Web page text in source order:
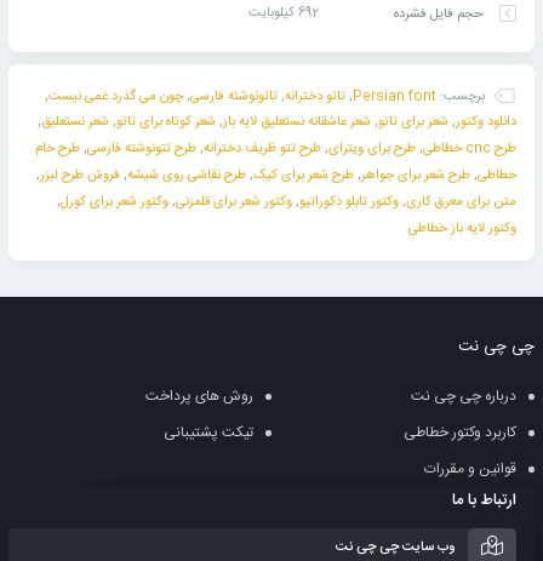
حجم فایل فشرده
692 کیلوبایت
برچسب: Persian font
,تاتو دخترانه,تاتونوشته فارسی,چون می گذرد غمی نیست,
دانلود وکتور, شعر برای تاتو, شعر عاشقانه نستعلیق لایه باز, شعر کوتاه برای تاتو, شعر نستعلیق,
طرح cnc خطاطی
,طرح برای ویترای,طرح تتو ظریف دخترانه,طرح تتونوشته فارسی,طرح خام
خطاطی,طرح شعر برای جواهر,طرح شعر برای کیک,طرح نقاشی روی شیشه, فروش طرح لیزر,
متن برای معرق کاری,وکتور تابلو دکوراتیو,وکتور شعر برای قلمزنی,وکتور شعر برای کورل,
وکتور لایه باز خطاطی
چی چی نت
درباره چی چی نت
روش های پرداخت
کاربرد وکتور خطاطی
تیکت پشتیبانی
قوانین و مقررات
ارتباط با ما
وب سایت چی چی نت